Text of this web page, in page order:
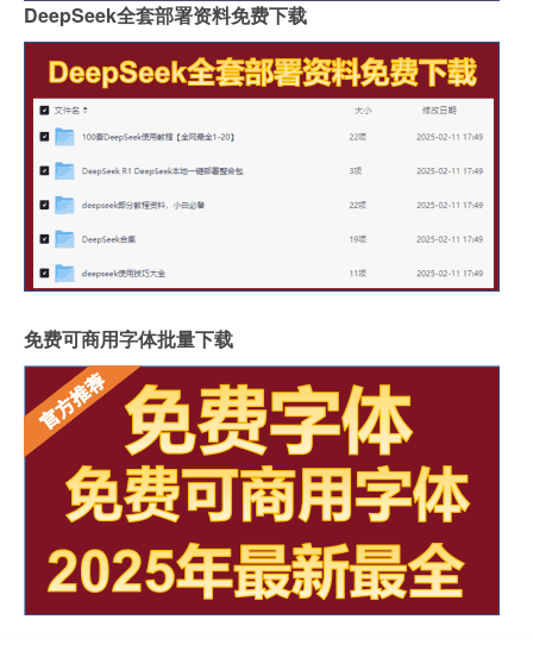
DeepSeek全套部署资料免费下载
免费可商用字体批量下载